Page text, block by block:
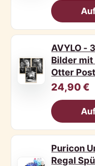
AVYLO -
Bilder mit
Otter
24,90 €
Puricon
Regal